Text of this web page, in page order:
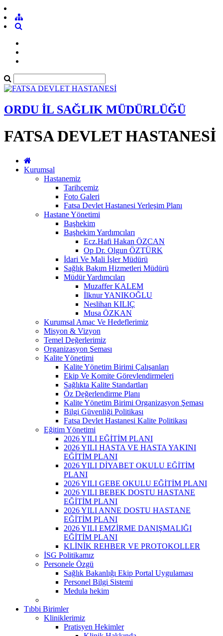
ORDU İL SAĞLIK MÜDÜRLÜĞÜ
FATSA DEVLET HASTANESİ
Kurumsal
Hastanemiz
Tarihçemiz
Foto Galeri
Fatsa Devlet Hastanesi Yerleşim Planı
Hastane Yönetimi
Başhekim
Başhekim Yardımcıları
Ecz.Hafi Hakan ÖZCAN
Op Dr. Olgun ÖZTÜRK
İdari Ve Mali İşler Müdürü
Sağlık Bakım Hizmetleri Müdürü
Müdür Yardımcıları
Muzaffer KALEM
İlknur YANIKOĞLU
Neslihan KILIÇ
Musa ÖZKAN
Kurumsal Amac Ve Hedeflerimiz
Misyon & Vizyon
Temel Değerlerimiz
Organizasyon Şeması
Kalite Yönetimi
Kalite Yönetim Birimi Çalışanları
Ekip Ve Komite Görevlendirmeleri
Sağlıkta Kalite Standartları
Öz Değerlendirme Planı
Kalite Yönetim Birimi Organizasyon Şeması
Bilgi Güvenliği Politikası
Fatsa Devlet Hastanesi Kalite Politikası
Eğitim Yönetimi
2026 YILI EĞİTİM PLANI
2026 YILI HASTA VE HASTA YAKINI
EĞİTİM PLANI
2026 YILI DİYABET OKULU EĞİTİM
PLANI
2026 YILI GEBE OKULU EĞİTİM PLANI
2026 YILI BEBEK DOSTU HASTANE
EĞİTİM PLANI
2026 YILI ANNE DOSTU HASTANE
EĞİTİM PLANI
2026 YILI EMZİRME DANIŞMALIĞI
EĞİTİM PLANI
KLİNİK REHBER VE PROTOKOLLER
İSG Politikamız
Personele Özgü
Sağlık Bakanlığı Ekip Portal Uygulaması
Personel Bilgi Sistemi
Medula hekim
Tıbbi Birimler
Kliniklerimiz
Pratisyen Hekimler